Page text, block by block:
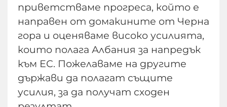
приветстваме прогреса, който е
направен от домакините от Черна
гора и оценяваме високо усилията,
които полага Албания за напредък
към ЕС. Пожелаваме на другите
държави да полагат същите
усилия, за да получат сходен